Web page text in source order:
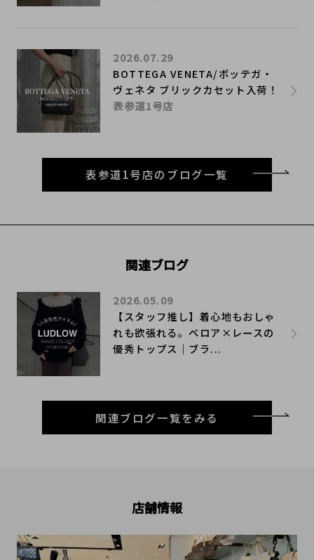
BOTTEGA VENETA/ボッテガ・
ヴェネタ ブリックカセット入荷！
2026.07.29
表参道1号店
表参道1号店のブログ一覧
関連ブログ
【スタッフ推し】着心地もおしゃ
れも欲張れる。ベロア×レースの
優秀トップス｜ブラ...
2026.05.09
関連ブログ一覧をみる
店舗情報